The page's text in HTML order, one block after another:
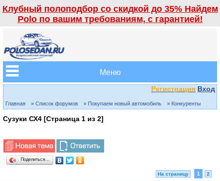
Клубный полоподбор со скидкой до 35% Найдем
Polo по вашим требованиям, с гарантией!
Меню
Регистрация Вход
Главная » Список форумов » Покупаем новый автомобиль » Конкуренты
Сузуки СХ4 [Страница 1 из 2]
Поделиться…
На страницу 1 2